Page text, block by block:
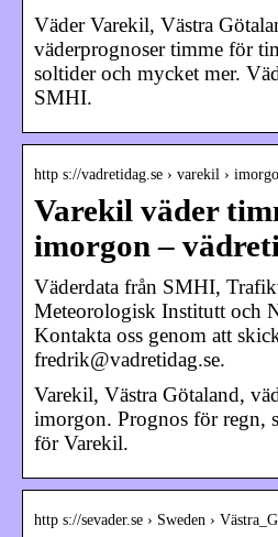
Väder Varekil, Västra
väderprognoser timme för
soltider och mycket mer.
SMHI.
http s://vadretidag.se › varekil ›
Varekil väder
imorgon –
Väderdata från SMHI,
Meteorologisk Institutt och
Kontakta oss genom att
fredrik@vadretidag.se.
Varekil, Västra Götaland,
imorgon. Prognos för regn,
för Varekil.
http s://sevader.se › Sweden ›